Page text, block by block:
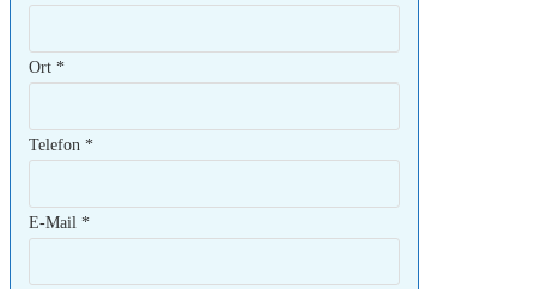
Ort *
Telefon *
E-Mail *